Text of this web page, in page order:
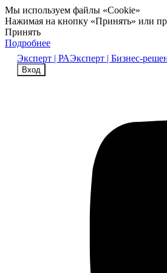
Мы используем файлы «Cookie»
Нажимая на кнопку «Принять» или
Принять
Подробнее
Эксперт | РАЭксперт | Бизнес-
Вход